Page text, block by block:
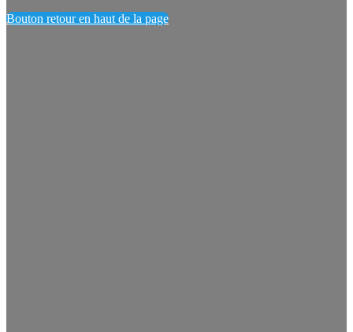
Bouton retour en haut de la page